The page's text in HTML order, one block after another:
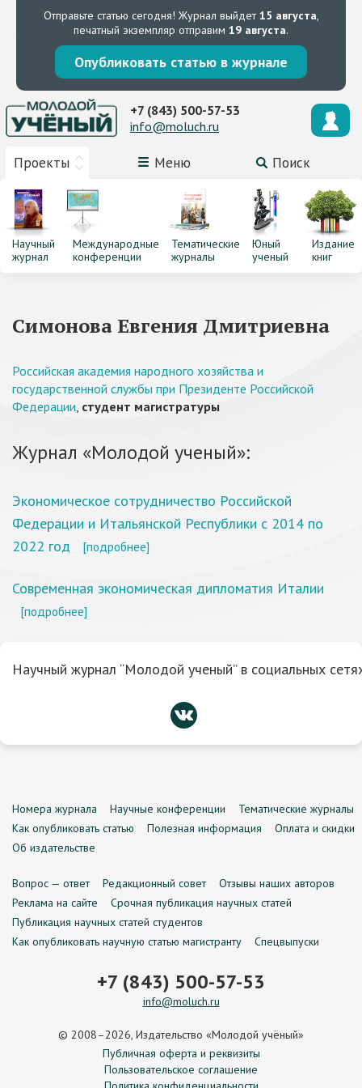
Отправьте статью сегодня! Журнал выйдет15 августа,
печатный экземпляр отправим 19 августа.
Опубликовать статью в журнале
Проекты Меню Поиск
+7 (843) 500-57-53
info@moluch.ru
Научный
журнал
Международные
конференции
Тематические
журналы
Юный
ученый
Издание
книг
Симонова Евгения Дмитриевна
Российская академия народного хозяйства и
государственной службы при Президенте Российской
Федерации, студент магистратуры
Журнал «Молодой ученый»:
Экономическое сотрудничество Российской
Федерации и Итальянской Республики с 2014 по
2022 год
[подробнее]
Современная экономическая дипломатия Италии
[подробнее]
Научный журнал “Молодой ученый” в социальных
Номера журнала Научные конференции
Тематические журналы
Как опубликовать статью
Полезная информация
Оплата и скидки
Об издательстве
Вопрос — ответ Редакционный совет
Отзывы наших авторов
Реклама на сайте
Срочная публикация научных статей
Публикация научных статей студентов
Как опубликовать научную статью магистранту
Спецвыпуски
+7 (843) 500-57-53
info@moluch.ru
© 2008–2026, Издательство «Молодой учёный»
Публичная оферта и реквизиты
Пользовательское соглашение